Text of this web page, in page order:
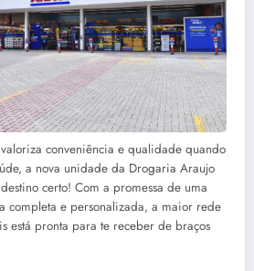
conveniência e qualidade quando
a nova unidade da Drogaria Araujo
certo! Com a promessa de uma
completa e personalizada, a maior rede
está pronta para te receber de braços